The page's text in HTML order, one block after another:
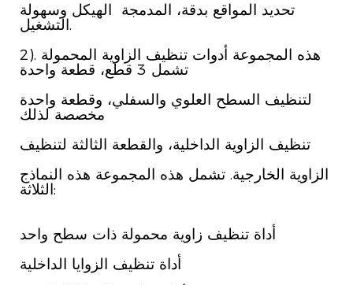
تحديد المواقع بدقة، المدمجة الهيكل وسهولة
التشغيل.
2). هذه المجموعة أدوات تنظيف الزاوية المحمولة
تشمل 3 قطع، قطعة واحدة
لتنظيف السطح العلوي والسفلي، وقطعة واحدة
مخصصة لذلك
تنظيف الزاوية الداخلية، والقطعة الثالثة لتنظيف
الزاوية الخارجية. تشمل هذه المجموعة هذه النماذج
الثلاثة: